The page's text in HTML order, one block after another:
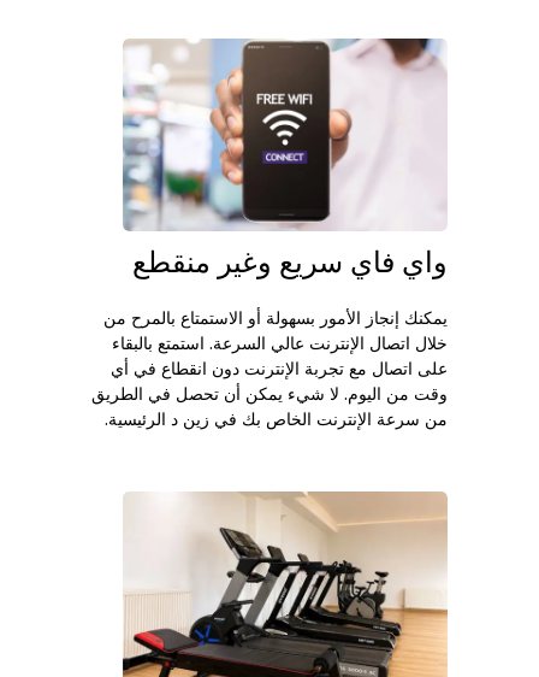
واي فاي سريع وغير منقطع
يمكنك إنجاز الأمور بسهولة أو الاستمتاع بالمرح من
خلال اتصال الإنترنت عالي السرعة. استمتع بالبقاء
على اتصال مع تجربة الإنترنت دون انقطاع في أي
وقت من اليوم. لا شيء يمكن أن تحصل في الطريق
من سرعة الإنترنت الخاص بك في زين د الرئيسية.